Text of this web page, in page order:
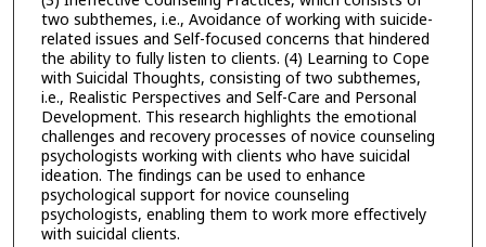
two subthemes, i.e., Avoidance of working with suicide-
related issues and Self-focused concerns that hindered
the ability to fully listen to clients. (4) Learning to Cope
with Suicidal Thoughts, consisting of two subthemes,
i.e., Realistic Perspectives and Self-Care and Personal
Development. This research highlights the emotional
challenges and recovery processes of novice counseling
psychologists working with clients who have suicidal
ideation. The findings can be used to enhance
psychological support for novice counseling
psychologists, enabling them to work more effectively
with suicidal clients.